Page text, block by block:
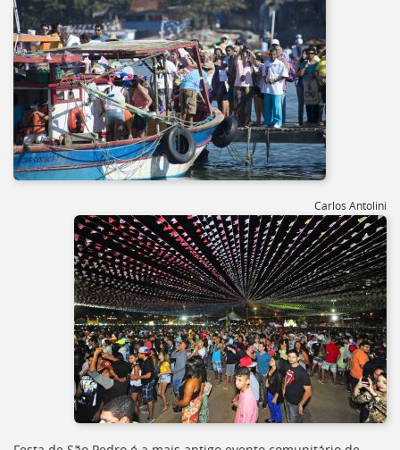
Carlos Antolini